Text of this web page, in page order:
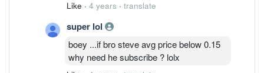
Like · 4 years · translate
super lol
boey ...if bro steve avg price below 0.15
why need he subscribe ? lolx